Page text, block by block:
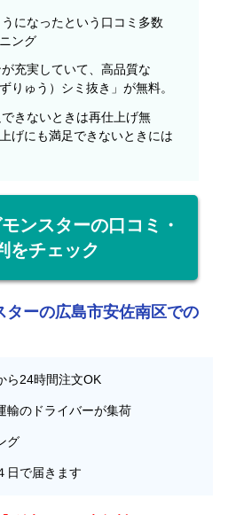
になったという口コミ多数
ング
充実していて、高品質な
りゅう）シミ抜き」が無料。
きないときは再仕上げ無
げにも満足できないときには
ンスターの口コミ・
をチェック
ターの広島市安佐南区での
ら24時間注文OK
輸のドライバーが集荷
グ
日で届きます